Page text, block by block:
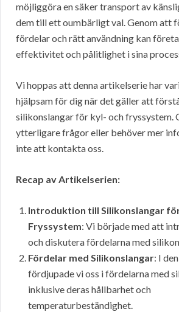
möjliggöra en säker transport av
dem till ett oumbärligt val. Genom att
fördelar och rätt användning kan
effektivitet och pålitlighet i sina
Vi hoppas att denna artikelserie har
hjälpsam för dig när det gäller att
silikonslangar för kyl- och fryssystem.
ytterligare frågor eller behöver mer
inte att kontakta oss.
Recap av Artikelserien:
Introduktion till Silikonslangar
Fryssystem: Vi började med att
och diskutera fördelarna med
Fördelar med Silikonslangar: I
fördjupade vi oss i fördelarna med
inklusive deras hållbarhet och
temperaturbeständighet.